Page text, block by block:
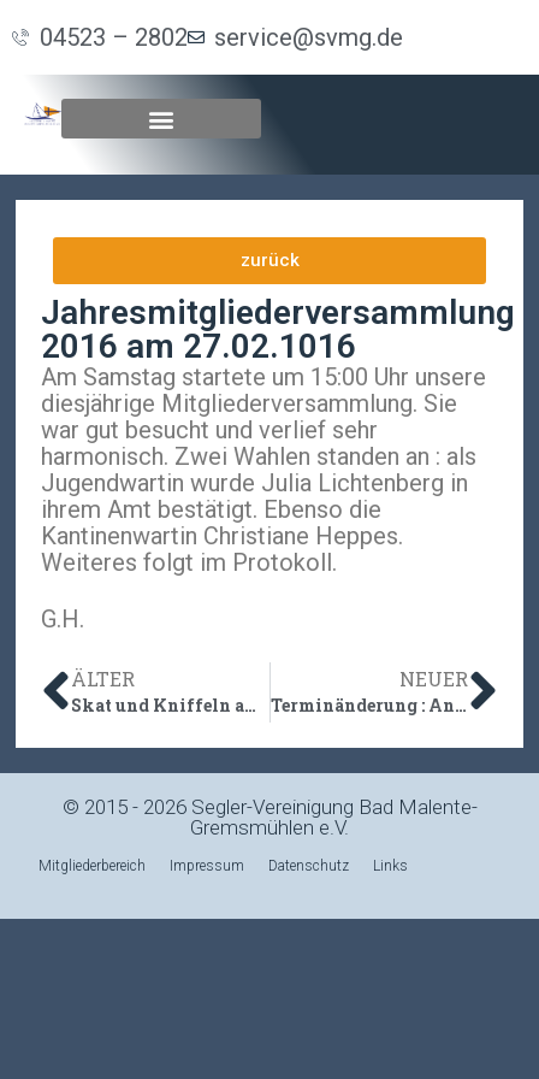
04523 – 2802 service@svmg.de
zurück
Jahresmitgliederversammlung
2016 am 27.02.1016
Am Samstag startete um 15:00 Uhr unsere
diesjährige Mitgliederversammlung. Sie
war gut besucht und verlief sehr
harmonisch. Zwei Wahlen standen an : als
Jugendwartin wurde Julia Lichtenberg in
ihrem Amt bestätigt. Ebenso die
Kantinenwartin Christiane Heppes.
Weiteres folgt im Protokoll.
G.H.
ÄLTER
Skat und Kniffeln am Sonntag 28.02.2016
NEUER
Terminänderung : Ansegeln vom 23. auf den 24.04.2016 verschoben
© 2015 - 2026 Segler-Vereinigung Bad Malente-
Gremsmühlen e.V.
Mitgliederbereich Impressum Datenschutz Links